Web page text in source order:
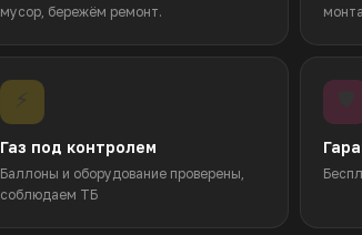
мусор, бережём ремонт.
⚡
Газ под контролем
Баллоны и оборудование проверены,
соблюдаем ТБ